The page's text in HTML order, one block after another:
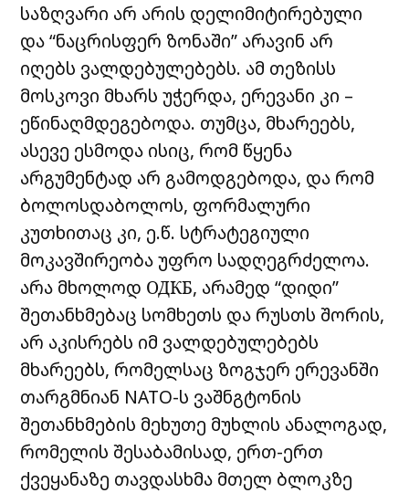
საზღვარი არ არის დელიმიტირებული
და “ნაცრისფერ ზონაში” არავინ არ
იღებს ვალდებულებებს. ამ თეზისს
მოსკოვი მხარს უჭერდა, ერევანი კი –
ეწინაღმდეგებოდა. თუმცა, მხარეებს,
ასევე ესმოდა ისიც, რომ წყენა
არგუმენტად არ გამოდგებოდა, და რომ
ბოლოსდაბოლოს, ფორმალური
კუთხითაც კი, ე.წ. სტრატეგიული
მოკავშირეობა უფრო სადღეგრძელოა.
არა მხოლოდ ОДКБ, არამედ “დიდი”
შეთანხმებაც სომხეთს და რუსთს შორის,
არ აკისრებს იმ ვალდებულებებს
მხარეებს, რომელსაც ზოგჯერ ერევანში
თარგმნიან NATO-ს ვაშნგტონის
შეთანხმების მეხუთე მუხლის ანალოგად,
რომელის შესაბამისად, ერთ-ერთ
ქვეყანაზე თავდასხმა მთელ ბლოკზე